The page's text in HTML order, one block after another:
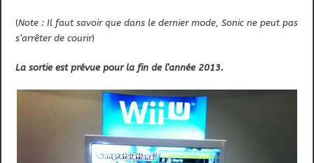
(Note : Il faut savoir que dans le dernier mode, Sonic ne peut pas
s’arrêter de courir)
La sortie est prévue pour la fin de l’année 2013.